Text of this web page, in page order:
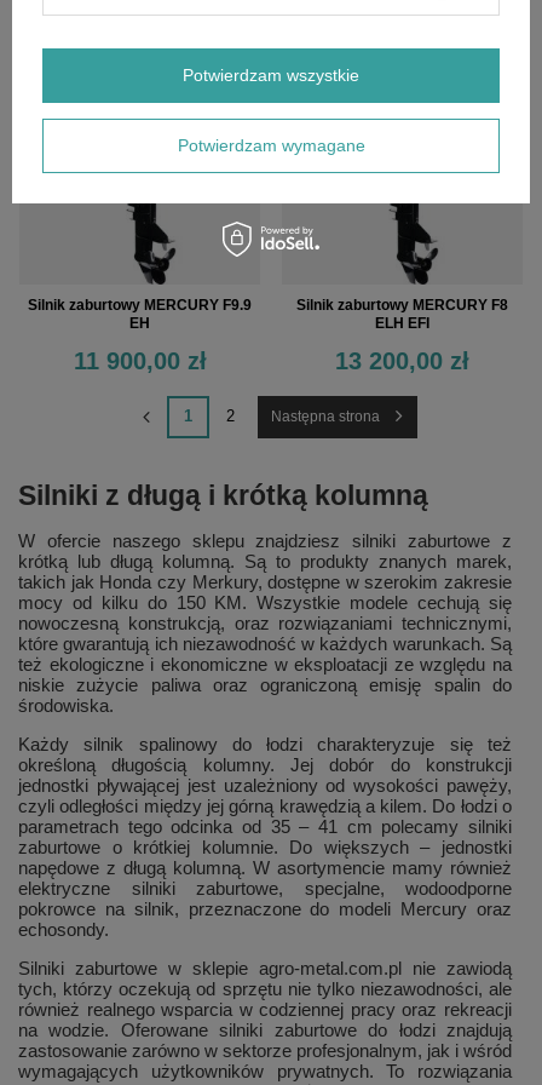
Silnik zaburtowy MERCURY F9.9
EH
11 900,00 zł
Silnik zaburtowy MERCURY F8
ELH EFI
13 200,00 zł
1 2 Następna strona
Silniki z długą i krótką kolumną
W ofercie naszego sklepu znajdziesz silniki zaburtowe z
krótką lub długą kolumną. Są to produkty znanych marek,
takich jak Honda czy Merkury, dostępne w szerokim zakresie
mocy od kilku do 150 KM. Wszystkie modele cechują się
nowoczesną konstrukcją, oraz rozwiązaniami technicznymi,
które gwarantują ich niezawodność w każdych warunkach. Są
też ekologiczne i ekonomiczne w eksploatacji ze względu na
niskie zużycie paliwa oraz ograniczoną emisję spalin do
środowiska.
Każdy silnik spalinowy do łodzi charakteryzuje się też
określoną długością kolumny. Jej dobór do konstrukcji
jednostki pływającej jest uzależniony od wysokości pawęży,
czyli odległości między jej górną krawędzią a kilem. Do łodzi o
parametrach tego odcinka od 35 – 41 cm polecamy silniki
zaburtowe o krótkiej kolumnie. Do większych – jednostki
napędowe z długą kolumną. W asortymencie mamy również
elektryczne silniki zaburtowe, specjalne, wodoodporne
pokrowce na silnik, przeznaczone do modeli Mercury oraz
echosondy.
Silniki zaburtowe w sklepie agro-metal.com.pl nie zawiodą
tych, którzy oczekują od sprzętu nie tylko niezawodności, ale
również realnego wsparcia w codziennej pracy oraz rekreacji
na wodzie. Oferowane silniki zaburtowe do łodzi znajdują
zastosowanie zarówno w sektorze profesjonalnym, jak i wśród
wymagających użytkowników prywatnych. To rozwiązania
Potwierdzam wymagane
Potwierdzam wszystkie